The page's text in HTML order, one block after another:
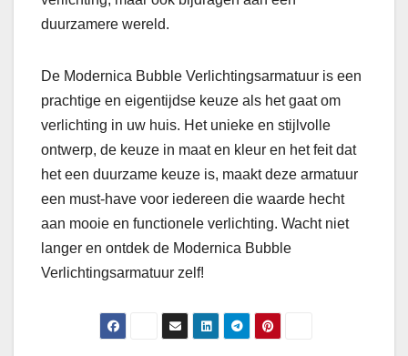
duurzamere wereld.
De Modernica Bubble Verlichtingsarmatuur is een
prachtige en eigentijdse keuze als het gaat om
verlichting in uw huis. Het unieke en stijlvolle
ontwerp, de keuze in maat en kleur en het feit dat
het een duurzame keuze is, maakt deze armatuur
een must-have voor iedereen die waarde hecht
aan mooie en functionele verlichting. Wacht niet
langer en ontdek de Modernica Bubble
Verlichtingsarmatuur zelf!